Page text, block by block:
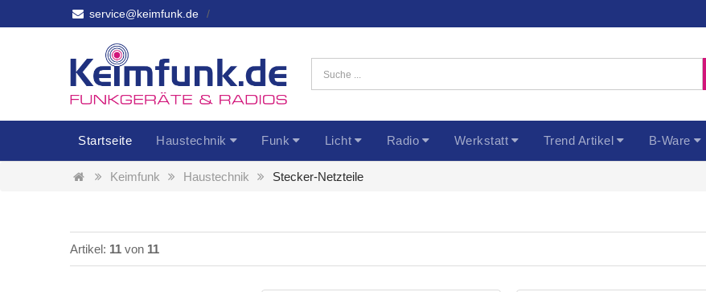
service@keimfunk.de
Startseite Haustechnik Funk Licht Radio Werkstatt Trend Artikel B-Ware
Keimfunk Haustechnik Stecker-Netzteile
Artikel: 11 von 11